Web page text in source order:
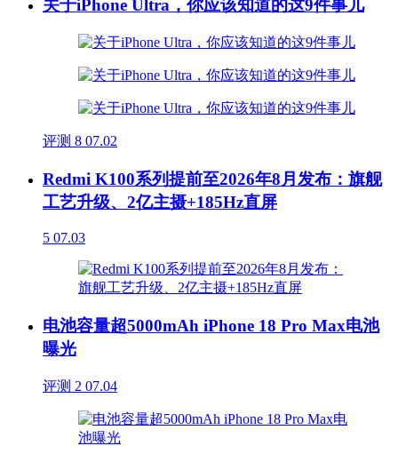
关于iPhone Ultra，你应该知道的这9件事儿
评测 8 07.02
Redmi K100系列提前至2026年8月发布：旗舰
工艺升级、2亿主摄+185Hz直屏
5 07.03
电池容量超5000mAh iPhone 18 Pro Max电池
曝光
评测 2 07.04